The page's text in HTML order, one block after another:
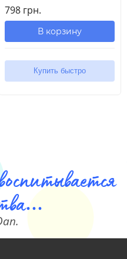
798 грн.
В корзину
Купить быстро